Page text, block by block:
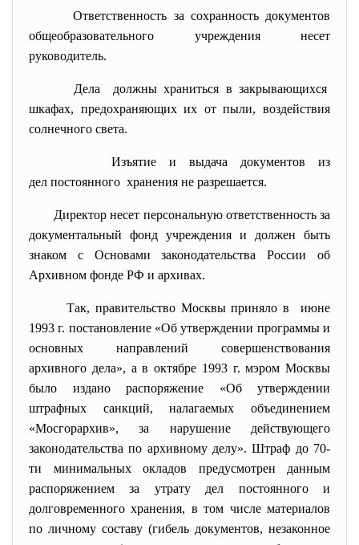
Ответственность за сохранность документов
общеобразовательного учреждения несет
руководитель.
Дела должны храниться в закрывающихся
шкафах, предохраняющих их от пыли, воздействия
солнечного света.
Изъятие и выдача документов из
дел постоянного хранения не разрешается.
Директор несет персональную ответственность за
документальный фонд учреждения и должен быть
знаком с Основами законодательства России об
Архивном фонде РФ и архивах.
Так, правительство Москвы приняло в июне
1993 г. постановление «Об утверждении программы и
основных направлений совершенствования
архивного дела», а в октябре 1993 г. мэром Москвы
было издано распоряжение «Об утверждении
штрафных санкций, налагаемых объединением
«Мосгорархив», за нарушение действующего
законодательства по архивному делу». Штраф до 70-
ти минимальных окладов предусмотрен данным
распоряжением за утрату дел постоянного и
долговременного хранения, в том числе материалов
по личному составу (гибель документов, незаконное